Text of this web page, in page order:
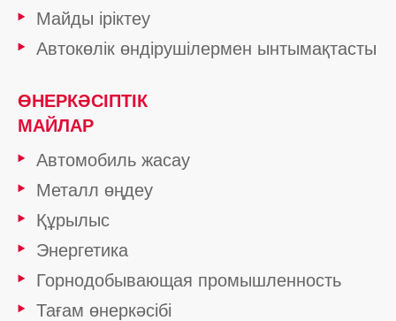
Майды іріктеу
Автокөлік өндірушілермен ынтымақтасты
ӨНЕРКӘСІПТІК
МАЙЛАР
Автомобиль жасау
Металл өңдеу
Құрылыс
Энергетика
Горнодобывающая промышленность
Тағам өнеркәсібі